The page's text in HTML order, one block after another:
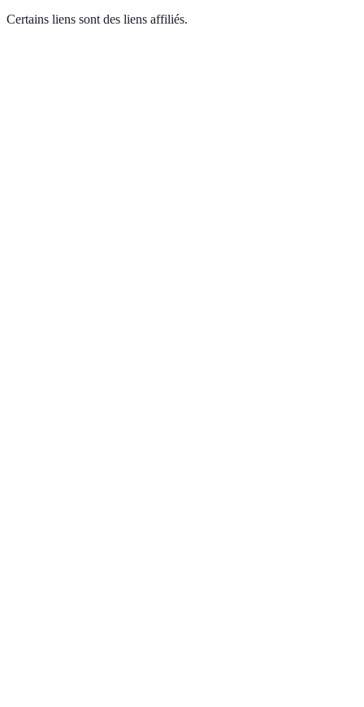
Certains liens sont des liens affiliés.